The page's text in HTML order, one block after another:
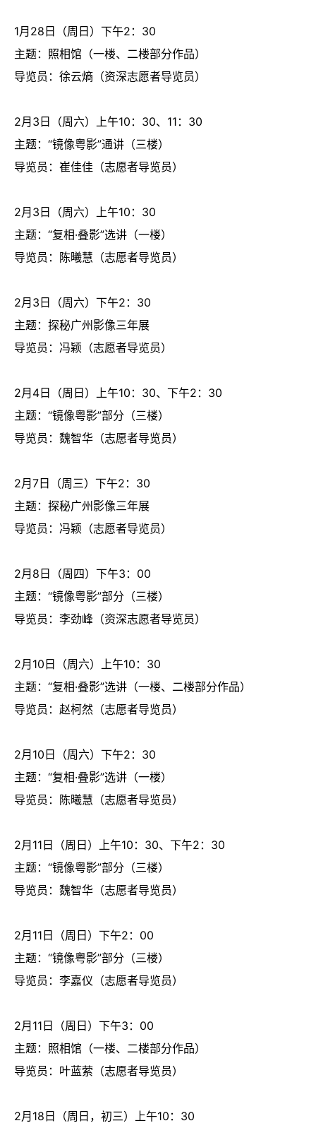
1月28日（周日）下午2：30
主题：照相馆（一楼、二楼部分作品）
导览员：徐云熵（资深志愿者导览员）
2月3日（周六）上午10：30、11：30
主题：“镜像粤影”通讲（三楼）
导览员：崔佳佳（志愿者导览员）
2月3日（周六）上午10：30
主题：“复相·叠影”选讲（一楼）
导览员：陈曦慧（志愿者导览员）
2月3日（周六）下午2：30
主题：探秘广州影像三年展
导览员：冯颖（志愿者导览员）
2月4日（周日）上午10：30、下午2：30
主题：“镜像粤影”部分（三楼）
导览员：魏智华（志愿者导览员）
2月7日（周三）下午2：30
主题：探秘广州影像三年展
导览员：冯颖（志愿者导览员）
2月8日（周四）下午3：00
主题： “镜像粤影”部分（三楼）
导览员：李劲峰（资深志愿者导览员）
2月10日（周六）上午10：30
主题：“复相·叠影”选讲（一楼、二楼部分作品）
导览员：赵柯然（志愿者导览员）
2月10日（周六）下午2：30
主题：“复相·叠影”选讲（一楼）
导览员：陈曦慧（志愿者导览员）
2月11日（周日）上午10：30、下午2：30
主题：“镜像粤影”部分（三楼）
导览员：魏智华（志愿者导览员）
2月11日（周日）下午2：00
主题：“镜像粤影”部分（三楼）
导览员：李嘉仪（志愿者导览员）
2月11日（周日）下午3：00
主题：照相馆（一楼、二楼部分作品）
导览员：叶蓝萦（志愿者导览员）
2月18日（周日，初三）上午10：30